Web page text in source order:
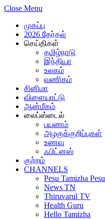
Close Menu
முகப்பு
2026 தேர்தல்
செய்திகள்
தமிழ்நாடு
இந்தியா
உலகம்
வணிகம்
சினிமா
விளையாட்டு
ஆன்மீகம்
லைப்ஸ்டைல்
பயணம்
அழகுக்குறிப்புகள்
உணவு
ஃபிட்னஸ்
குற்றம்
CHANNELS
Pesu Tamizha Pesu
News TN
Thiruvarul TV
Health Guru
Hello Tamizha